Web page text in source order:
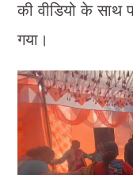
की वीडियो के साथ
गया।